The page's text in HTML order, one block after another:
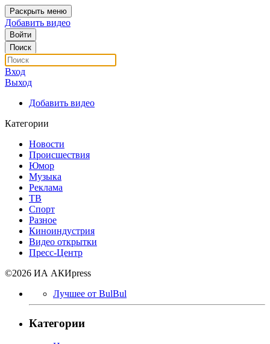
Раскрыть меню
Добавить видео
Войти
Поиск
Вход
Выход
Добавить видео
Категории
Новости
Происшествия
Юмор
Музыка
Реклама
ТВ
Спорт
Разное
Киноиндустрия
Видео открытки
Пресс-Центр
©2026 ИА АКИpress
Лучшее от BulBul
Категории